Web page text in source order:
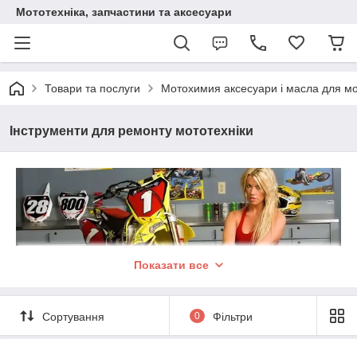
Мототехніка, запчастини та аксесуари
Товари та послуги Мотохимия аксесуари і масла для
Інструменти для ремонту мототехніки
Показати все
Сортування 0 Фільтри